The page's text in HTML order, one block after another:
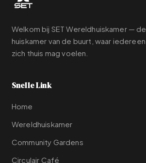
Welkom bij SET Wereldhuiskamer — de
huiskamer van de buurt, waar iedereen
zich thuis mag voelen.
Snelle Link
Home
Wereldhuiskamer
Community Gardens
Circulair Café